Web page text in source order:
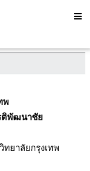
พ
ติพัฒนาชัย
ทยาลัยกรุงเทพ